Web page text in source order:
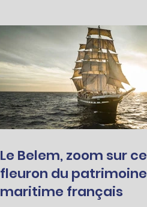
Le Belem, zoom sur ce
fleuron du patrimoine
maritime français